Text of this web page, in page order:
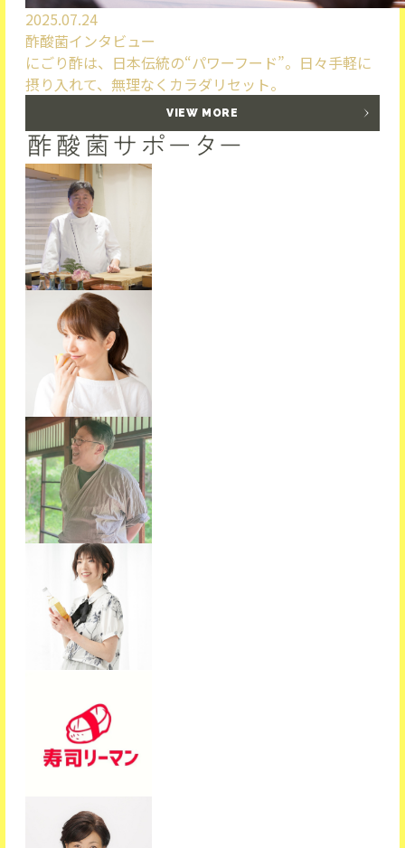
2025.07.24
酢酸菌インタビュー
にごり酢は、日本伝統の“パワーフード”。日々手軽に
摂り入れて、無理なくカラダリセット。
VIEW MORE